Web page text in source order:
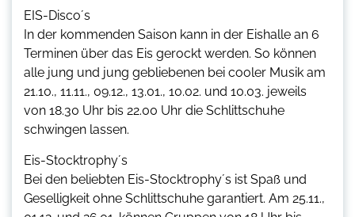
EIS-Disco´s
In der kommenden Saison kann in der Eishalle an 6
Terminen über das Eis gerockt werden. So können
alle jung und jung gebliebenen bei cooler Musik am
21.10., 11.11., 09.12., 13.01., 10.02. und 10.03. jeweils
von 18.30 Uhr bis 22.00 Uhr die Schlittschuhe
schwingen lassen.
Eis-Stocktrophy´s
Bei den beliebten Eis-Stocktrophy´s ist Spaß und
Geselligkeit ohne Schlittschuhe garantiert. Am 25.11.,